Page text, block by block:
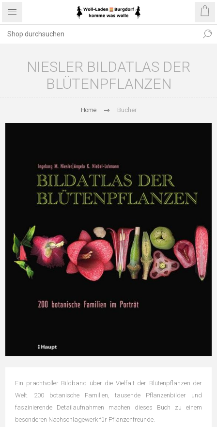
NIESLER BILDATLAS DER
BLÜTENPFLANZEN
Home Bücher
Ein prachtvoller Bildband über die Vielfalt der Blütenpflanzen der
Welt. 200 botanische Familien, tausende Pflanzenbilder und
faszinierende Detailaufnahmen machen dieses Buch zu einem
besonderen Nachschlagewerk für Pflanzenfreunde.